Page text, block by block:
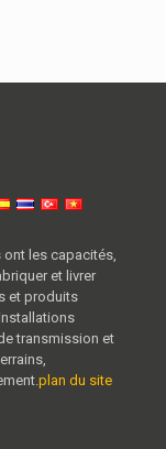
les capacités,
et livrer
et produits
transmission et
plan du site